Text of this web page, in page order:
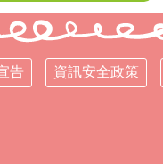
告 資訊安全政策